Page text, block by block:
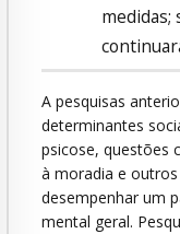
medidas;
A pesquisas
determinantes
psicose, questões
à moradia e
desempenhar um
mental geral.